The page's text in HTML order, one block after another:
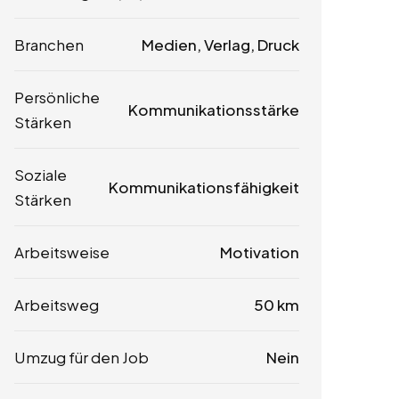
Branchen Medien, Verlag, Druck
Persönliche
Stärken
Kommunikationsstärke
Soziale
Stärken
Kommunikationsfähigkeit
Arbeitsweise Motivation
Arbeitsweg 50 km
Umzug für den Job Nein